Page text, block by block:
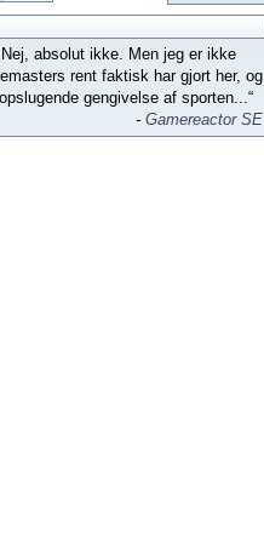
absolut ikke. Men jeg er ikke
rent faktisk har gjort her, og
gengivelse af sporten...“
- Gamereactor SE